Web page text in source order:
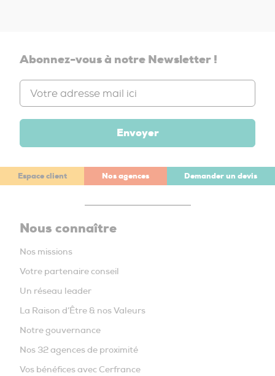
Abonnez-vous à notre Newsletter !
Envoyer
Espace client Nos agences Demander un devis
Nous connaître
Nos missions
Votre partenaire conseil
Un réseau leader
La Raison d’Être & nos Valeurs
Notre gouvernance
Nos 32 agences de proximité
Vos bénéfices avec Cerfrance